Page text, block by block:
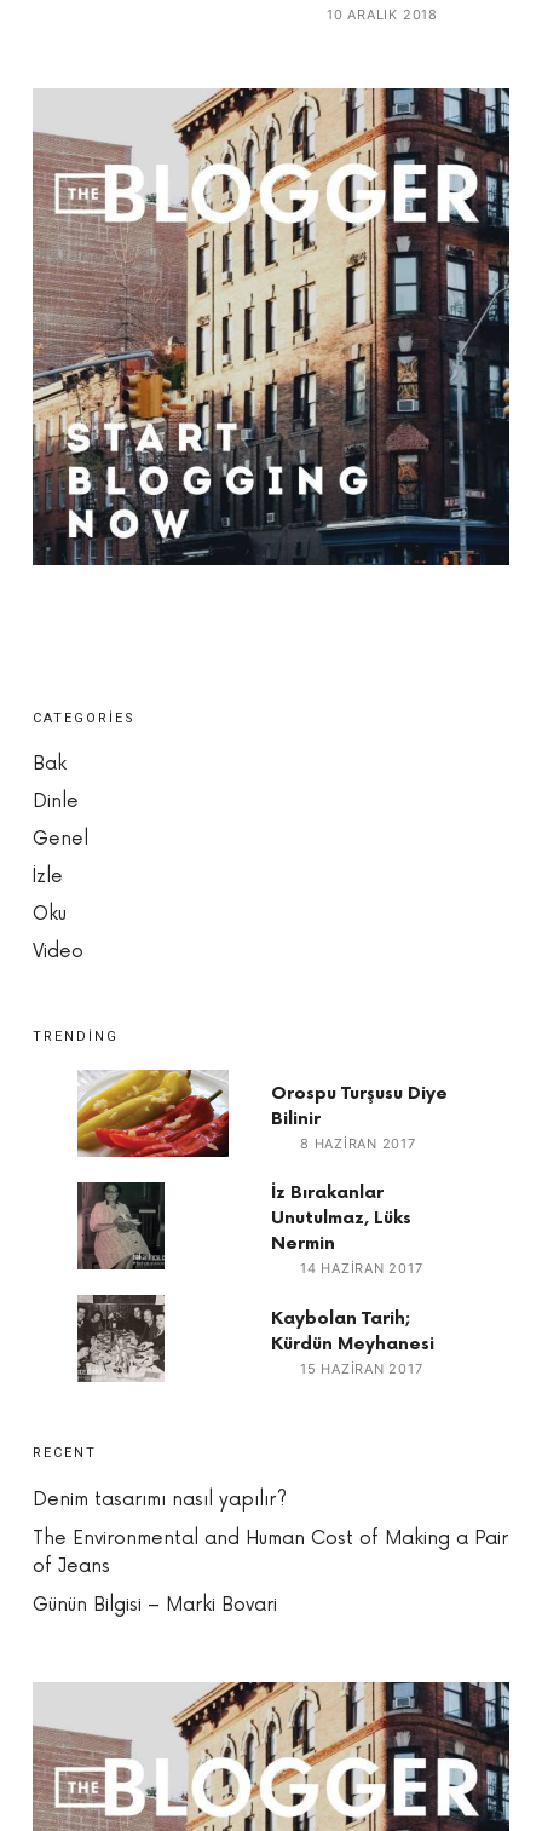
10 ARALIK 2018
CATEGORIES
Bak
Dinle
Genel
İzle
Oku
Video
TRENDING
Orospu Turşusu Diye
Bilinir
8 HAZIRAN 2017
İz Bırakanlar
Unutulmaz, Lüks
Nermin
14 HAZIRAN 2017
Kaybolan Tarih;
Kürdün Meyhanesi
15 HAZIRAN 2017
RECENT
Denim tasarımı nasıl yapılır?
The Environmental and Human Cost of Making a Pair
of Jeans
Günün Bilgisi – Marki Bovari